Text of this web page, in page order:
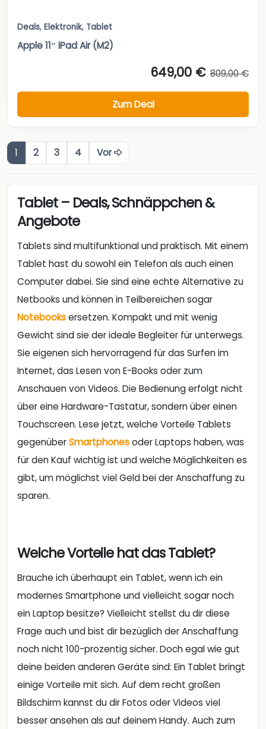
Deals, Elektronik, Tablet
Apple 11″ iPad Air (M2)
649,00 € 809,00 €
Zum Deal
1 2 3 4 Vor
Tablet – Deals, Schnäppchen &
Angebote
Tablets sind multifunktional und praktisch. Mit einem
Tablet hast du sowohl ein Telefon als auch einen
Computer dabei. Sie sind eine echte Alternative zu
Netbooks und können in Teilbereichen sogar
Notebooksersetzen. Kompakt und mit wenig
Gewicht sind sie der ideale Begleiter für unterwegs.
Sie eigenen sich hervorragend für das Surfen im
Internet, das Lesen von E-Books oder zum
Anschauen von Videos. Die Bedienung erfolgt nicht
über eine Hardware-Tastatur, sondern über einen
Touchscreen. Lese jetzt, welche Vorteile Tablets
gegenüberSmartphonesoder Laptops haben, was
für den Kauf wichtig ist und welche Möglichkeiten es
gibt, um möglichst viel Geld bei der Anschaffung zu
sparen.
Welche Vorteile hat das Tablet?
Brauche ich überhaupt ein Tablet, wenn ich ein
modernes Smartphone und vielleicht sogar noch
ein Laptop besitze? Vielleicht stellst du dir diese
Frage auch und bist dir bezüglich der Anschaffung
noch nicht 100-prozentig sicher. Doch egal wie gut
deine beiden anderen Geräte sind: Ein Tablet bringt
einige Vorteile mit sich. Auf dem recht großen
Bildschirm kannst du dir Fotos oder Videos viel
besser ansehen als auf deinem Handy. Auch zum